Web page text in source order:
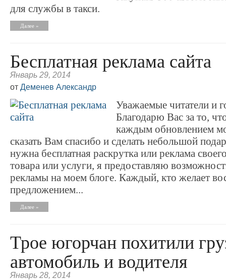
для службы в такси.
Далее »
Бесплатная реклама сайта
Январь 29, 2014
от Деменев Александр
Уважаемые читатели и
Благодарю Вас за то,
каждым обновлением
сказать Вам спасибо и сделать небольшой
нужна бесплатная раскрутка или реклама
товара или услуги, я предоставляю
рекламы на моем блоге. Каждый, кто желает
предложением...
Далее »
Трое югорчан похитили
автомобиль и водителя
Январь 28, 2014